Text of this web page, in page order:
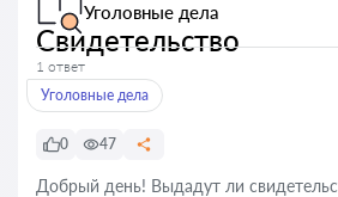
Уголовные дела
Свидетельство
1 ответ
Уголовные дела
0 47
Добрый день! Выдадут ли